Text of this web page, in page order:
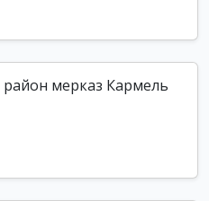
мерказ Кармель